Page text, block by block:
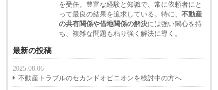
を受任。豊富な経験と知識で、常に依頼者にと
って最良の結果を追求している。特に、不動産
の共有関係や借地関係の解決には強い関心を持
ち、複雑な問題も粘り強く解決に導く。
最新の投稿
2025.08.06
不動産トラブルのセカンドオピニオンを検討中の方へ